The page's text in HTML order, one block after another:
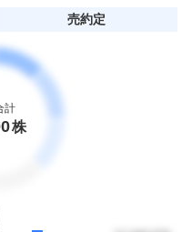
売約定
計
株